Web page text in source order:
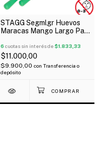
STAGG Segmlgr Huevos
Maracas Mango Largo Par
6 cuotas sin interés de$1.833,33
$11.000,00
$9.900,00 con Transferencia o
depósito